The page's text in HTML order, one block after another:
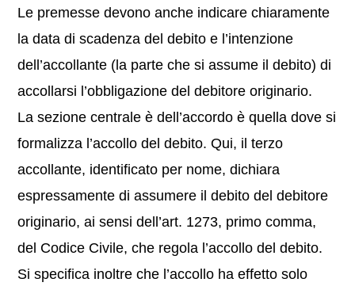
Le premesse devono anche indicare chiaramente
la data di scadenza del debito e l’intenzione
dell’accollante (la parte che si assume il debito) di
accollarsi l’obbligazione del debitore originario.
La sezione centrale è dell’accordo è quella dove si
formalizza l’accollo del debito. Qui, il terzo
accollante, identificato per nome, dichiara
espressamente di assumere il debito del debitore
originario, ai sensi dell’art. 1273, primo comma,
del Codice Civile, che regola l’accollo del debito.
Si specifica inoltre che l’accollo ha effetto solo